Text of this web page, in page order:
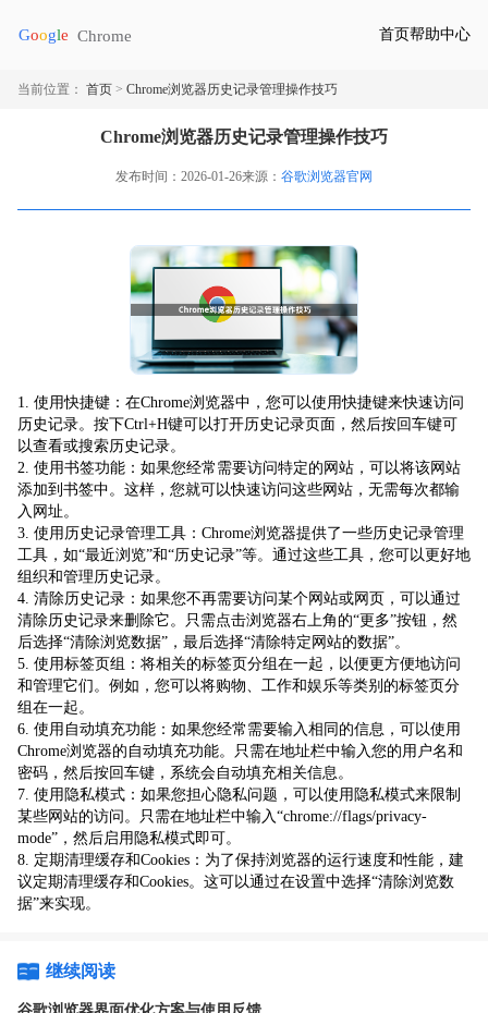
首页帮助中心
当前位置： 首页 > Chrome浏览器历史记录管理操作技巧
Chrome浏览器历史记录管理操作技巧
发布时间：2026-01-26来源： 谷歌浏览器官网
1. 使用快捷键：在Chrome浏览器中，您可以使用快捷键来快速访问
历史记录。按下Ctrl+H键可以打开历史记录页面，然后按回车键可
以查看或搜索历史记录。
2. 使用书签功能：如果您经常需要访问特定的网站，可以将该网站
添加到书签中。这样，您就可以快速访问这些网站，无需每次都输
入网址。
3. 使用历史记录管理工具：Chrome浏览器提供了一些历史记录管理
工具，如“最近浏览”和“历史记录”等。通过这些工具，您可以更好地
组织和管理历史记录。
4. 清除历史记录：如果您不再需要访问某个网站或网页，可以通过
清除历史记录来删除它。只需点击浏览器右上角的“更多”按钮，然
后选择“清除浏览数据”，最后选择“清除特定网站的数据”。
5. 使用标签页组：将相关的标签页分组在一起，以便更方便地访问
和管理它们。例如，您可以将购物、工作和娱乐等类别的标签页分
组在一起。
6. 使用自动填充功能：如果您经常需要输入相同的信息，可以使用
Chrome浏览器的自动填充功能。只需在地址栏中输入您的用户名和
密码，然后按回车键，系统会自动填充相关信息。
7. 使用隐私模式：如果您担心隐私问题，可以使用隐私模式来限制
某些网站的访问。只需在地址栏中输入“chrome://flags/privacy-
mode”，然后启用隐私模式即可。
8. 定期清理缓存和Cookies：为了保持浏览器的运行速度和性能，建
议定期清理缓存和Cookies。这可以通过在设置中选择“清除浏览数
据”来实现。
继续阅读